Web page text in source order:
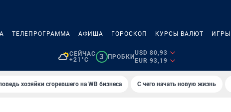
ТЕЛЕПРОГРАММА АФИША ГОРОСКОП КУРСЫ ВАЛЮТ ИГРЫ
СЕЙЧАС
+21°C
3 ПРОБКИ
USD 80,93
EUR 93,19
хозяйки сгоревшего на WB бизнеса С чего начать новую жизнь